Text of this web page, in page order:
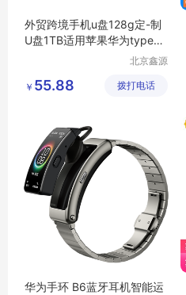
外贸跨境手机u盘128g定-制
U盘1TB适用苹果华为typec
北京鑫源
有限公司
￥ 55.88 拨打电话
华为手环 B6蓝牙耳机智能运